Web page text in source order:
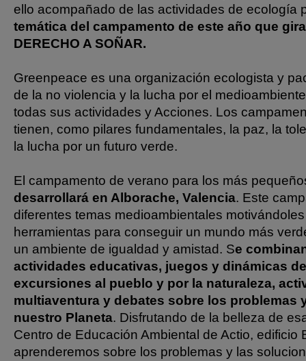
ello acompañado de las actividades de ecología
temática del campamento de este año que
DERECHO A SOÑAR.
Greenpeace es una organización ecologista y
de la no violencia y la lucha por el
todas sus actividades y Acciones. Los
tienen, como pilares fundamentales, la paz, la
la lucha por un futuro verde.
El campamento de verano para los más
desarrollará en Alborache, Valencia. Este
diferentes temas medioambientales
herramientas para conseguir un mundo más
un ambiente de igualdad y amistad. Se
actividades educativas, juegos y dinámicas
excursiones al pueblo y por la naturaleza,
multiaventura y debates sobre los problemas
nuestro Planeta. Disfrutando de la belleza de
Centro de Educación Ambiental de Actio, edificio
aprenderemos sobre los problemas y las